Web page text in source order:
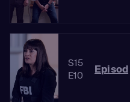
S15
E10
Episod